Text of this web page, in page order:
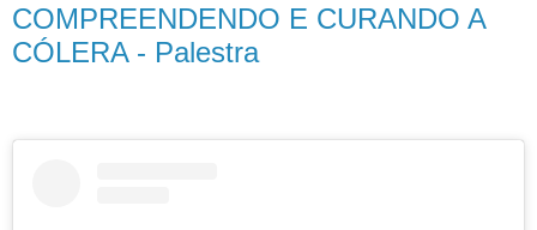
COMPREENDENDO E CURANDO A
CÓLERA - Palestra